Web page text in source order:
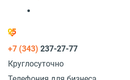
+7 (343) 237-27-77
Круглосуточно